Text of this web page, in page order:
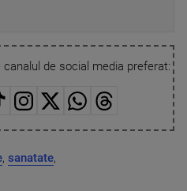
de social media preferat:
, sanatate,